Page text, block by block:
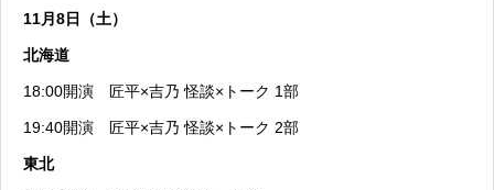
11月8日（土）
北海道
18:00開演 匠平×吉乃 怪談×トーク 1部
19:40開演 匠平×吉乃 怪談×トーク 2部
東北